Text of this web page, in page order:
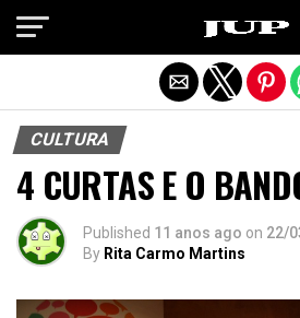
CULTURA
4 CURTAS E O
Published 11 anos ago on 22/
By Rita Carmo Martins
Exit mobile